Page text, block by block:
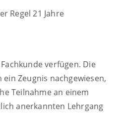
Regel 21 Jahre
verfügen. Die
Zeugnis nachgewiesen,
Teilnahme an einem
anerkannten Lehrgang